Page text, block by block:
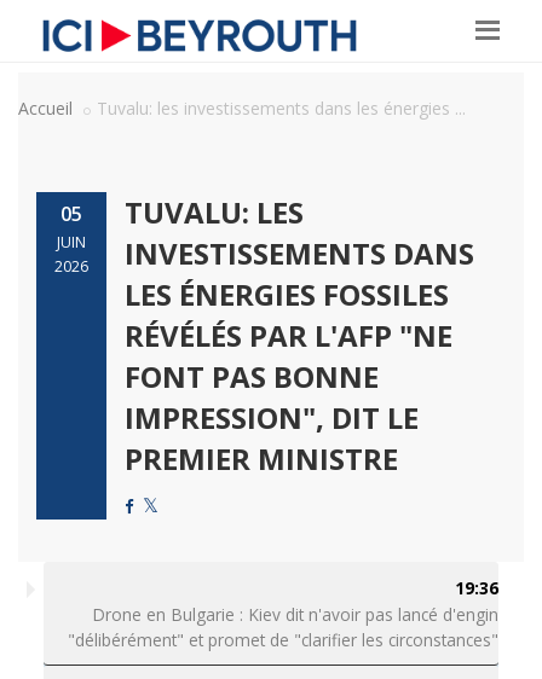
Accueil Tuvalu: les investissements dans les énergies ...
05
JUIN
2026
TUVALU: LES
INVESTISSEMENTS DANS
LES ÉNERGIES FOSSILES
RÉVÉLÉS PAR L'AFP "NE
FONT PAS BONNE
IMPRESSION", DIT LE
PREMIER MINISTRE
19:36
Drone en Bulgarie : Kiev dit n'avoir pas lancé d'engin
"délibérément" et promet de "clarifier les circonstances"